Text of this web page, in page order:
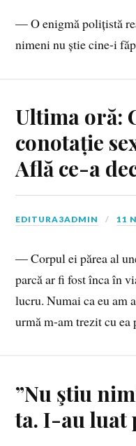
— O enigmă polițistă
nimeni nu știe cine-i
Ultima oră:
conotație
Află ce-a
EDITURA3ADMIN 11
— Corpul ei părea al
parcă ar fi fost înca în
lucru. Numai ca eu am
urmă m-am trezit cu ea
”Nu ştiu
ta. I-au luat